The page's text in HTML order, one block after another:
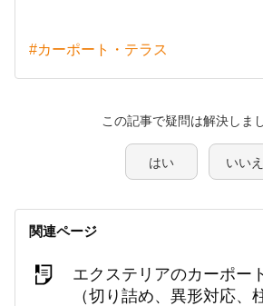
#カーポート・テラス
この記事で疑問は解決しま
はい いいえ
関連ページ
エクステリアのカーポー
（切り詰め、異形対応、